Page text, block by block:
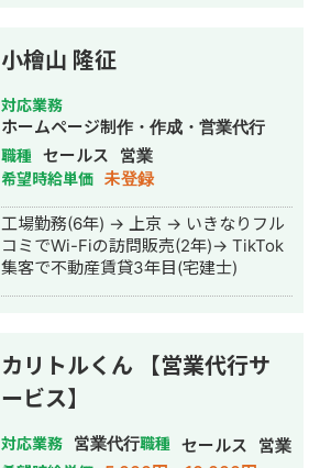
小檜山 隆征
対応業務
ホームページ制作・作成・営業代行
職種 セールス 営業
希望時給単価 未登録
工場勤務(6年) → 上京 → いきなりフル
コミでWi-Fiの訪問販売(2年)→ TikTok
集客で不動産賃貸3年目(宅建士)
カリトルくん 【営業代行サ
ービス】
対応業務 営業代行職種 セールス 営業